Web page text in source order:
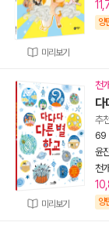
미리보기
양
미리보기
천
다
추
69
윤
천
양